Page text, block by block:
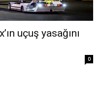
uçuş yasağını
0